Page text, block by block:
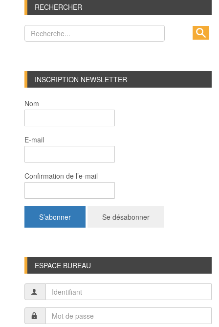
RECHERCHER
INSCRIPTION NEWSLETTER
Nom
E-mail
Confirmation de l’e-mail
ESPACE BUREAU